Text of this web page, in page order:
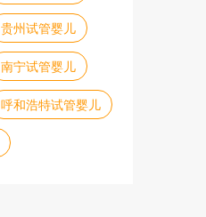
贵州试管婴儿
南宁试管婴儿
呼和浩特试管婴儿